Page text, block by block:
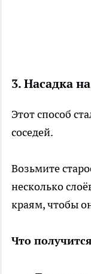
3. Насадка
Этот способ
соседей.
Возьмите
несколько
краям, чтобы
Что